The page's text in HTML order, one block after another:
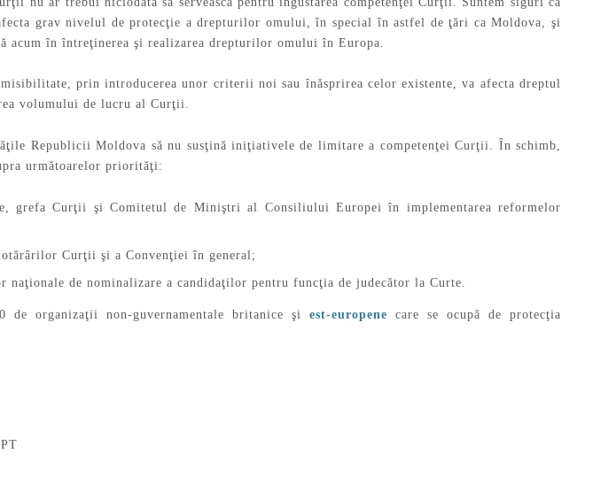
grav nivelul de protecţie a drepturilor omului, în special în astfel de ţări ca Moldova, şi
acum în întreţinerea şi realizarea drepturilor omului în Europa.
prin introducerea unor criterii noi sau înăsprirea celor existente, va afecta dreptul
volumului de lucru al Curţii.
Republicii Moldova să nu susţină iniţiativele de limitare a competenţei Curţii. În schimb,
următoarelor priorităţi:
grefa Curţii şi Comitetul de Miniştri al Consiliului Europei în implementarea reformelor
Curţii şi a Convenţiei în general;
de nominalizare a candidaţilor pentru funcţia de judecător la Curte.
organizaţii non-guvernamentale britanice şi est-europene care se ocupă de protecţia